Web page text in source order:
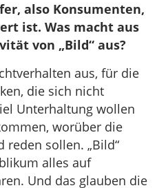
also Konsumenten,
ist. Was macht aus
von „Bild“ aus?
aus, für die
die sich nicht
Unterhaltung wollen
worüber die
reden sollen. „Bild“
alles auf
Und das glauben die